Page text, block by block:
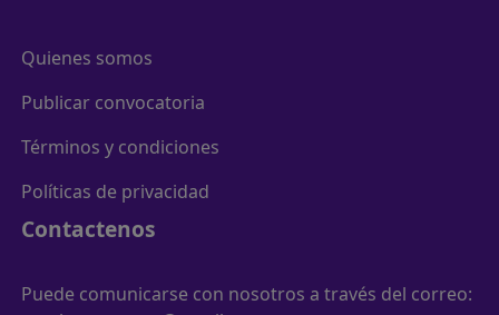
Quienes somos
Publicar convocatoria
Términos y condiciones
Políticas de privacidad
Contactenos
Puede comunicarse con nosotros a través del correo: